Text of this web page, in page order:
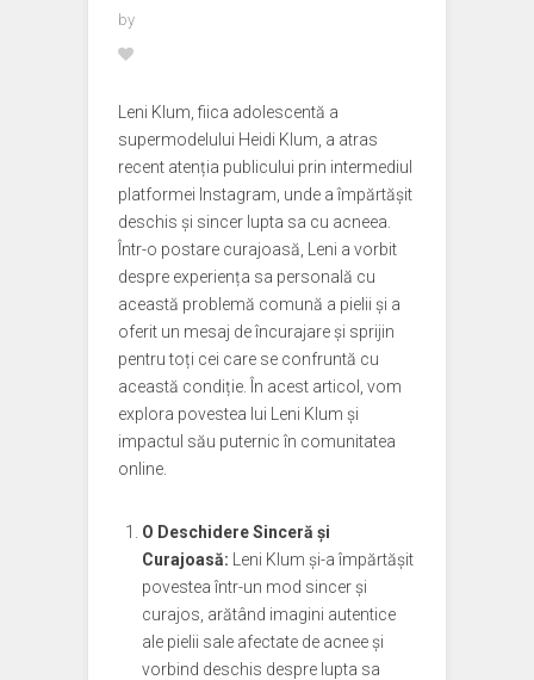
by
Leni Klum, fiica adolescentă a
supermodelului Heidi Klum, a atras
recent atenția publicului prin intermediul
platformei Instagram, unde a împărtășit
deschis și sincer lupta sa cu acneea.
Într-o postare curajoasă, Leni a vorbit
despre experiența sa personală cu
această problemă comună a pielii și a
oferit un mesaj de încurajare și sprijin
pentru toți cei care se confruntă cu
această condiție. În acest articol, vom
explora povestea lui Leni Klum și
impactul său puternic în comunitatea
online.
O Deschidere Sinceră și
Curajoasă: Leni Klum și-a împărtășit
povestea într-un mod sincer și
curajos, arătând imagini autentice
ale pielii sale afectate de acnee și
vorbind deschis despre lupta sa